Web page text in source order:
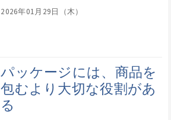
2026年01月29日（木）
パッケージには、商品を
包むより大切な役割があ
る